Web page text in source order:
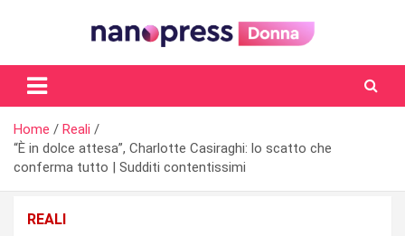
Il magazine femminile di Nanopress.it
Home
Reali
“È in dolce attesa”, Charlotte Casiraghi: lo scatto che
conferma tutto | Sudditi contentissimi
REALI